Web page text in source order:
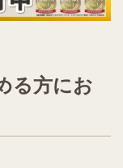
る方にお